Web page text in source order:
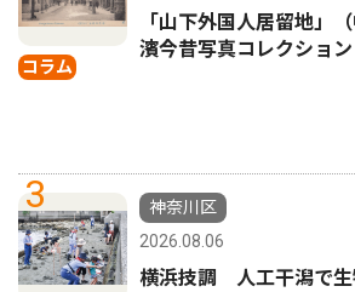
コラム
「山下外国人居留地」
濱今昔写真コレクショ
3
神奈川区
2026.08.06
横浜技調 人工干潟で